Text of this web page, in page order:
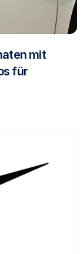
mit
für